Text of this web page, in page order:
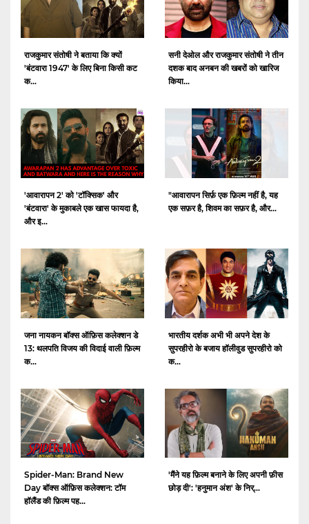
राजकुमार संतोषी ने बताया कि क्यों
'बंटवारा 1947' के लिए बिना किसी कट
क...
सनी देओल और राजकुमार संतोषी ने तीन
दशक बाद अनबन की खबरों को खारिज
किया...
'आवारापन 2' को 'टॉक्सिक' और
'बंटवारा' के मुकाबले एक खास फायदा है,
और इ...
"आवारापन सिर्फ़ एक फ़िल्म नहीं है, यह
एक सफ़र है, शिवम का सफ़र है, और...
जना नायकन बॉक्स ऑफ़िस कलेक्शन डे
13: थलपति विजय की विदाई वाली फ़िल्म
क...
भारतीय दर्शक अभी भी अपने देश के
सुपरहीरो के बजाय हॉलीवुड सुपरहीरो को
क...
Spider-Man: Brand New
Day बॉक्स ऑफ़िस कलेक्शन: टॉम
हॉलैंड की फ़िल्म पह...
'मैंने यह फ़िल्म बनाने के लिए अपनी फ़ीस
छोड़ दी': 'हनुमान अंश' के निर्...